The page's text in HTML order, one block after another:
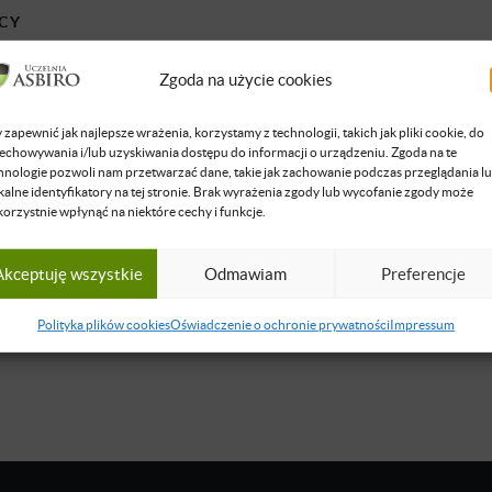
Zgoda na użycie cookies
zapewnić jak najlepsze wrażenia, korzystamy z technologii, takich jak pliki cookie, do
i/lub uzyskiwania dostępu do informacji o urządzeniu. Zgoda na te
pozwoli nam przetwarzać dane, takie jak zachowanie podczas przeglądania
identyfikatory na tej stronie. Brak wyrażenia zgody lub wycofanie zgody może
wpłynąć na niektóre cechy i funkcje.
wszystkie Odmawiam Preferencje
Polityka plików cookiesOświadczenie o ochronie prywatnościImpressum
Entuzjasta przedsiębiorczego podejścia do życia od
związany od 2002 roku. Założyciel firmy Global Flowers Ltd
Obecnie pomaga wdrażać automatyzacje i AI w
produktywność. Prywatnie niepoprawny optymista, fan
humoru.
więcej